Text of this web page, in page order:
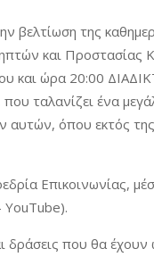
βελτίωση της
και Προστασίας
και ώρα 20:00
ταλανίζει ένα
αυτών, όπου εκτός
Επικοινωνίας,
YouTube).
δράσεις που θα